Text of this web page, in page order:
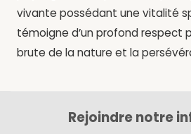
vivante possédant une vitalité
témoigne d’un profond respect
brute de la nature et la
Rejoindre notre